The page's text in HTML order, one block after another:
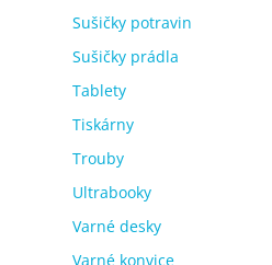
Sušičky potravin
Sušičky prádla
Tablety
Tiskárny
Trouby
Ultrabooky
Varné desky
Varné konvice